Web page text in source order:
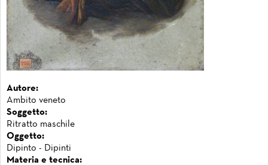
Autore:
Ambito veneto
Soggetto:
Ritratto maschile
Oggetto:
Dipinto - Dipinti
Materia e tecnica: